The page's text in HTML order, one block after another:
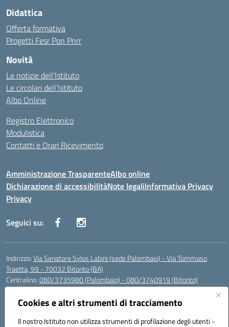
Cookies e altri strumenti di tracciamento
Il nostro Istituto non utilizza strumenti di profilazione degli utenti -
Didattica
Offerta formativa
Progetti Fesr Pon Pnrr
Novità
Le notizie dell’Istituto
Le circolari dell’Istituto
Albo Online
Registro Elettronico
Modulistica
Contatti e Orari Ricevimento
Amministrazione TrasparenteAlbo online
Dichiarazione di accessibilitàNote legaliInformativa Privacy
Privacy
Seguici su:
Indirizzo:Via Senatore Sylos Labini (sede Palombaio) - Via Tommaso
Traetta, 99 - 70032 Bitonto (BA)
Centralino:080/3735980 (Palombaio) - 080/3740919 (Bitonto)
Email:
Posta elettronica certificata (PEC):baic80800a@pec.istruzione.it
Codice fiscale: 93360210723